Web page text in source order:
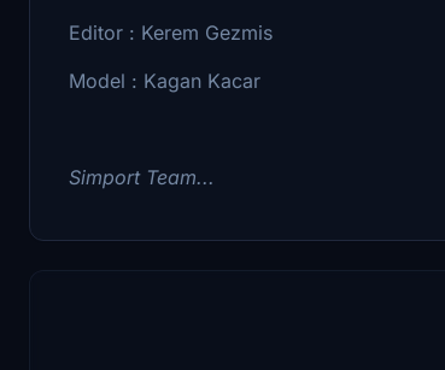
Editor : Kerem Gezmis
Model : Kagan Kacar
Simport Team...